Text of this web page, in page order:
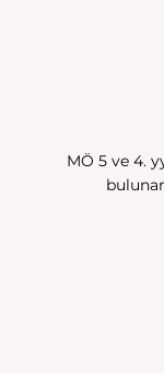
MÖ 5 ve 4.